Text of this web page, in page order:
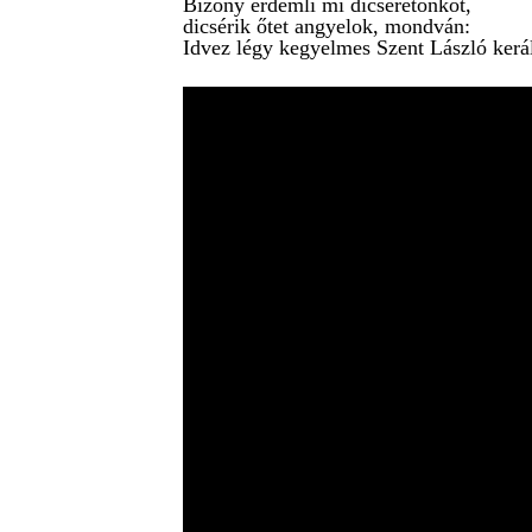
Bizony érdemli mi dicséretönköt,
dicsérik őtet angyelok, mondván:
Idvez légy kegyelmes Szent László